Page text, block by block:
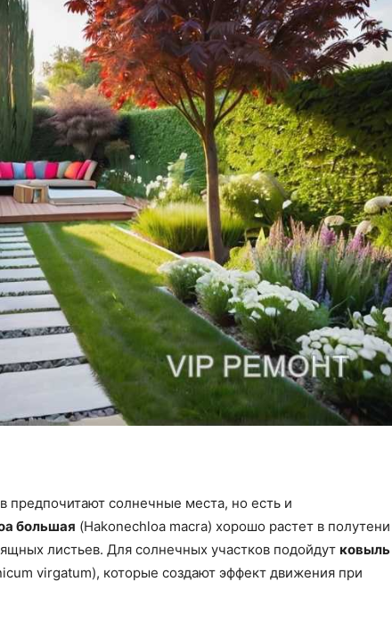
предпочитают солнечные места, но есть и
большая (Hakonechloa macra) хорошо растет в полутени
листьев. Для солнечных участков подойдут ковыль
virgatum), которые создают эффект движения при